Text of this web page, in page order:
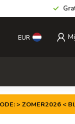
EUR
> ZOMER2026 <